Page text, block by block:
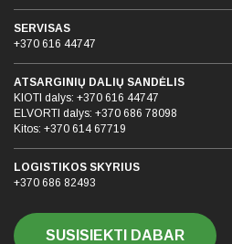
SERVISAS
+370 616 44747
ATSARGINIŲ DALIŲ SANDĖLIS
KIOTI dalys: +370 616 44747
ELVORTI dalys: +370 686 78098
Kitos: +370 614 67719
LOGISTIKOS SKYRIUS
+370 686 82493
SUSISIEKTI DABAR